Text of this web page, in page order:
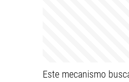
Este mecanismo